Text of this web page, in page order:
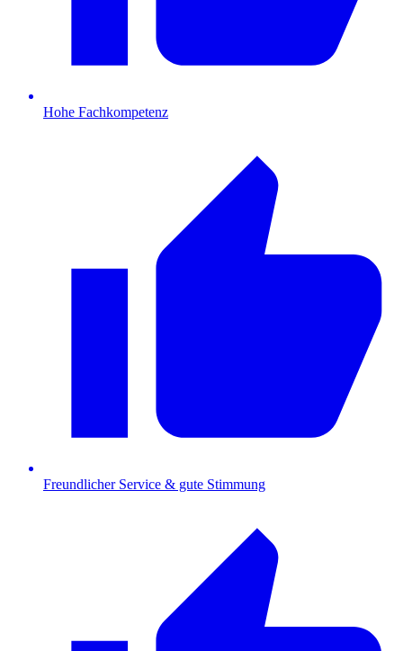
Hohe Fachkompetenz
Freundlicher Service & gute Stimmung